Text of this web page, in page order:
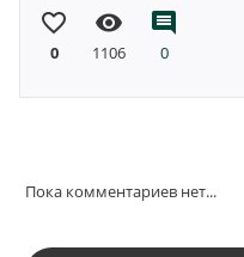
favorite_border
0
visibility
1106
comment
0
Пока комментариев нет...